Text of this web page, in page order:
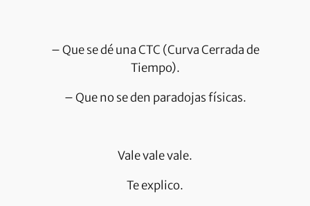
– Que se dé una CTC (Curva Cerrada de
Tiempo).
– Que no se den paradojas físicas.
Vale vale vale.
Te explico.